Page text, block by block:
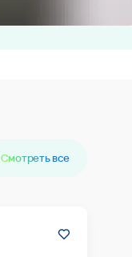
Смотреть все